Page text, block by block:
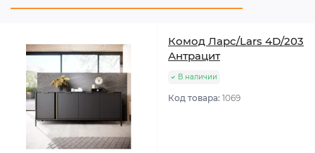
Комод Ларс/Lars 4D/203
Антрацит
В наличии
Код товара: 1069